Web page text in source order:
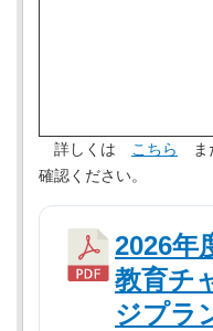
詳しくは こちら
ま
確認ください。
2026年
教育チ
ジプラ